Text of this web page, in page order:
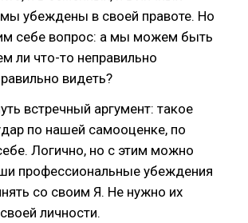
убеждены в своей правоте. Но
себе вопрос: а мы можем быть
ли что-то неправильно
видеть?
встречный аргумент: такое
по нашей самооценке, по
Логично, но с этим можно
профессиональные убеждения
со своим Я. Не нужно их
личности.